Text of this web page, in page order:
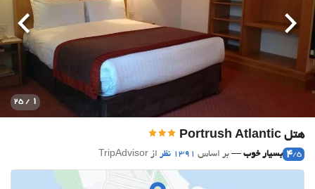
هتل Portrush Atlantic
4/5 بسیار خوب بر اساس 1391 نظر از TripAdvisor
1
/ 25
قبلی بعدی